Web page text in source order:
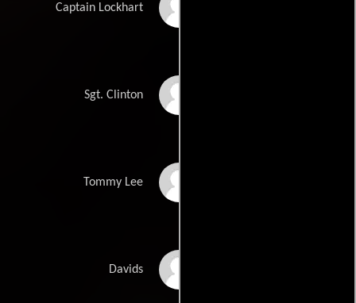
Captain Lockhart
Sgt. Clinton
Tommy Lee
Davids